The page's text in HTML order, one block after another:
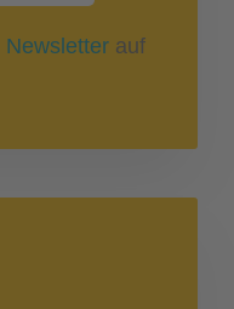
Newsletter auf